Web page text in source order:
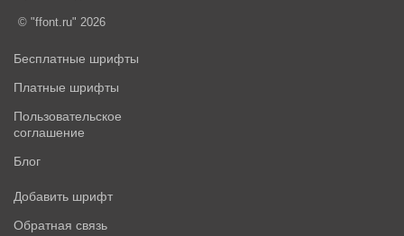
© "ffont.ru" 2026
Бесплатные шрифты
Платные шрифты
Пользовательское
соглашение
Блог
Добавить шрифт
Обратная связь